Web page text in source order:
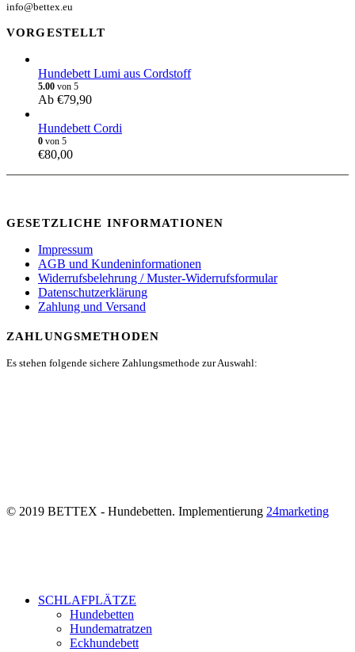
info@bettex.eu
VORGESTELLT
Hundebett Lumi aus Cordstoff
5.00 von 5
Ab €79,90
Hundebett Cordi
0 von 5
€80,00
GESETZLICHE INFORMATIONEN
Impressum
AGB und Kundeninformationen
Widerrufsbelehrung / Muster-Widerrufsformular
Datenschutzerklärung
Zahlung und Versand
ZAHLUNGSMETHODEN
Es stehen folgende sichere Zahlungsmethode zur Auswahl:
© 2019 BETTEX - Hundebetten. Implementierung 24marketing
SCHLAFPLÄTZE
Hundebetten
Hundematratzen
Eckhundebett